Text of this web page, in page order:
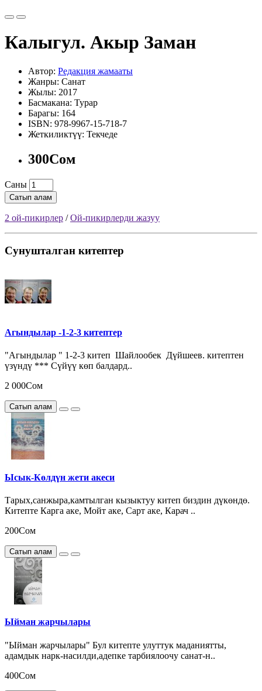
Калыгул. Акыр Заман
Автор: Редакция жамааты
Жанры: Санат
Жылы: 2017
Басмакана: Турар
Барагы: 164
ISBN: 978-9967-15-718-7
Жеткиликтүү: Текчеде
300Сом
Саны
Сатып алам
2 ой-пикирлер /Ой-пикирлерди жазуу
Сунушталган китептер
Агындылар -1-2-3 китептер
"Агындылар " 1-2-3 китеп Шайлообек Дүйшеев. китептен
үзүндү *** Сүйүү көп балдард..
2 000Сом
Сатып алам
Ысык-Көлдүн жети акеси
Тарых,санжыра,камтылган кызыктуу китеп биздин дүкөндө.
Китепте Карга аке, Мойт аке, Сарт аке, Карач ..
200Сом
Сатып алам
Ыйман жарчылары
"Ыйман жарчылары" Бул китепте улуттук маданиятты,
адамдык нарк-насилди,адепке тарбиялоочу санат-н..
400Сом